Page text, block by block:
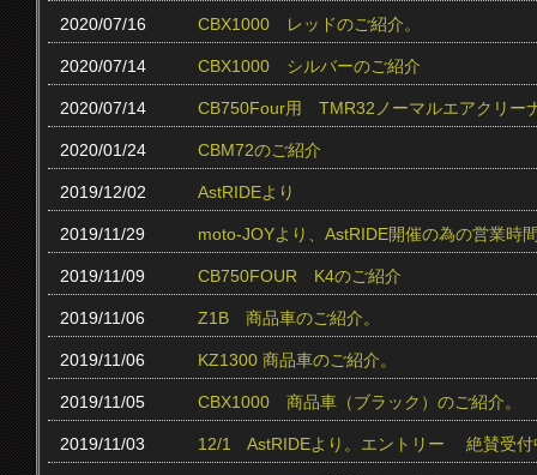
2020/07/16 CBX1000 レッドのご紹介。
2020/07/14 CBX1000 シルバーのご紹介
2020/07/14 CB750Four用 TMR32ノーマルエアクリー
2020/01/24 CBM72のご紹介
2019/12/02 AstRIDEより
2019/11/29 moto-JOYより、AstRIDE開催の為の営業時
2019/11/09 CB750FOUR K4のご紹介
2019/11/06 Z1B 商品車のご紹介。
2019/11/06 KZ1300 商品車のご紹介。
2019/11/05 CBX1000 商品車（ブラック）のご紹介。
2019/11/03 12/1 AstRIDEより。エントリー 絶賛受付